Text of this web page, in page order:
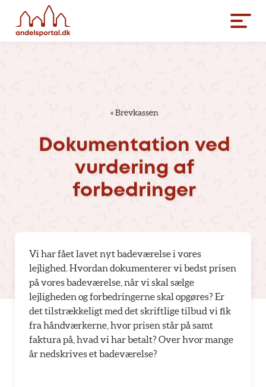
«Brevkassen
Dokumentation ved
vurdering af
forbedringer
Vi har fået lavet nyt badeværelse i vores
lejlighed. Hvordan dokumenterer vi bedst prisen
på vores badeværelse, når vi skal sælge
lejligheden og forbedringerne skal opgøres? Er
det tilstrækkeligt med det skriftlige tilbud vi fik
fra håndværkerne, hvor prisen står på samt
faktura på, hvad vi har betalt? Over hvor mange
år nedskrives et badeværelse?